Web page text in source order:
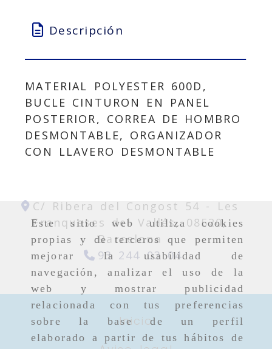
Este sitio web utiliza cookies
propias y de terceros que permiten
mejorar la usabilidad de
navegación, analizar el uso de la
web y mostrar publicidad
relacionada con tus preferencias
sobre la base de un perfil
elaborado a partir de tus hábitos de
Descripción
MATERIAL POLYESTER 600D,
BUCLE CINTURON EN PANEL
POSTERIOR, CORREA DE HOMBRO
DESMONTABLE, ORGANIZADOR
CON LLAVERO DESMONTABLE
C/ Ribera del Congost 54 -
Les
Franqueses del Vallés, 08520,
Barcelona
93 244 03 04
Inicio